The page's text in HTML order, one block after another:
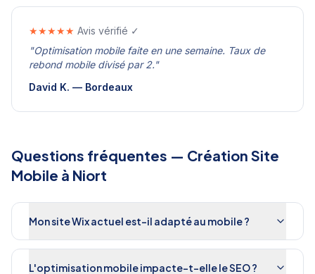
★★★★★ Avis vérifié ✓
"Optimisation mobile faite en une semaine. Taux de
rebond mobile divisé par 2."
David K. — Bordeaux
Questions fréquentes — Création Site
Mobile à Niort
Mon site Wix actuel est-il adapté au mobile ?
L'optimisation mobile impacte-t-elle le SEO ?